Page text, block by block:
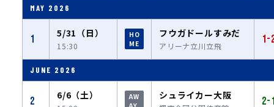
MAY 2026
1 5/31（日）
15:30
HO
ME
フウガドールすみだ
アリーナ立川立飛
1-
JUNE 2026
2 6/6（土）
AW
シュライカー大阪 2-